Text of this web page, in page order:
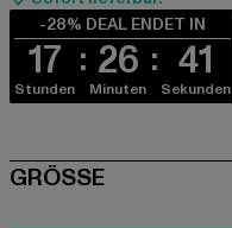
-28% DEAL ENDET IN
17
Stunden
26
Minuten
41
Sekunden
SIZE
GRÖSSE